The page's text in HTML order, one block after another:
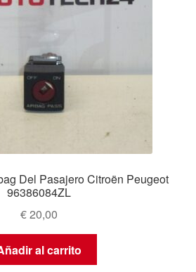
Del Pasajero Citroën Peugeot
96386084ZL
€20,00
al carrito